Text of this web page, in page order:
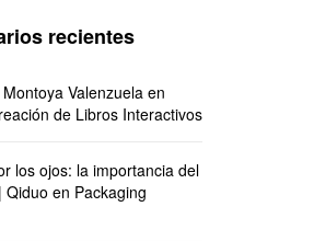
recientes
Valenzuelaen
de Libros Interactivos
los ojos: la importancia del
Qiduo en Packaging